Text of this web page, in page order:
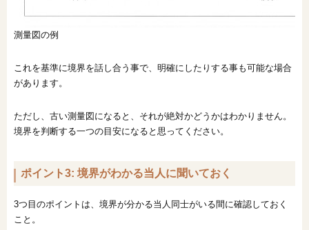
測量図の例
これを基準に境界を話し合う事で、明確にしたりする事も可能な場合
があります。
ただし、古い測量図になると、それが絶対かどうかはわかりません。
境界を判断する一つの目安になると思ってください。
ポイント3: 境界がわかる当人に聞いておく
3つ目のポイントは、境界が分かる当人同士がいる間に確認しておく
こと。